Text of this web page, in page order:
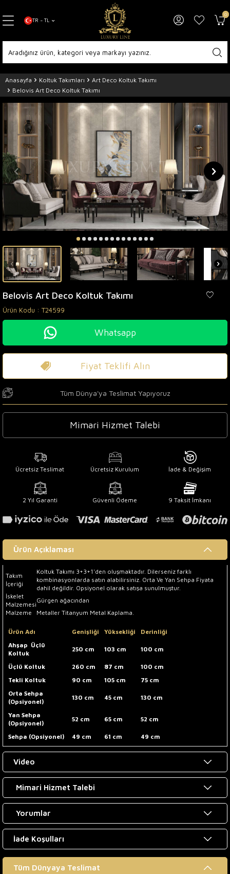
TR − TL
0
Anasayfa Koltuk Takımları
Art Deco Koltuk Takımı
Belovis Art Deco Koltuk Takımı
Belovis Art Deco Koltuk Takımı
Ürün Kodu : T24599
Whatsapp
Fiyat Teklifi Alın
Tüm Dünya'ya Teslimat Yapıyoruz
Mimari Hizmet Talebi
Ücretsiz Teslimat Ücretsiz Kurulum İade & Değişim
2 Yıl Garanti Güvenli Ödeme 9 Taksit İmkanı
Ürün Açıklaması
Takım
İçeriği
Koltuk Takımı 3+3+1'den oluşmaktadır. Dilerseniz farklı
kombinasyonlarda satın alabilirsiniz. Orta Ve Yan Sehpa Fiyata
dahil değildir. Opsiyonel olarak satışa sunulmuştur.
İskelet
Malzemesi
Gürgen ağacından
Malzeme
Metaller Titanyum Metal Kaplama.
Ürün Adı Genişliği Yüksekliği
Derinliği
Ahşap Üçlü
Koltuk
250 cm 103 cm 100 cm
Üçlü Koltuk 260 cm 87 cm
100 cm
Tekli Koltuk
90 cm 105 cm
75 cm
Orta Sehpa
(Opsiyonel)
130 cm 45 cm 130 cm
Yan Sehpa
(Opsiyonel)
52 cm 65 cm 52 cm
Sehpa (Opsiyonel) 49 cm 61 cm 49 cm
Video
Mimari Hizmet Talebi
Yorumlar
İade Koşulları
Tüm Dünyaya Teslimat